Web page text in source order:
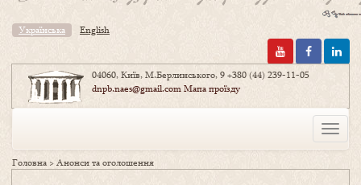
Українська English
04060, Київ, М.Берлинського, 9+380 (44) 239-11-05
dnpb.naes@gmail.comМапа проїзду
Toggle
Головна >Анонси та оголошення